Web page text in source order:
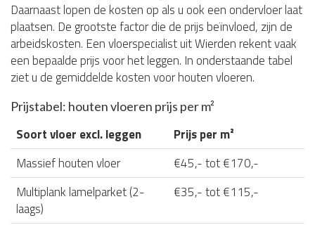
Daarnaast lopen de kosten op als u ook een ondervloer laat
plaatsen. De grootste factor die de prijs beïnvloed, zijn de
arbeidskosten. Een vloerspecialist uit Wierden rekent vaak
een bepaalde prijs voor het leggen. In onderstaande tabel
ziet u de gemiddelde kosten voor houten vloeren.
Prijstabel: houten vloeren prijs per m²
Soort vloer excl. leggen
Prijs per m²
Massief houten vloer
€45,- tot €170,-
Multiplank lamelparket (2-
laags)
€35,- tot €115,-